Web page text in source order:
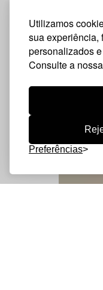
Utilizamos
sua experiência,
personalizados
Consulte a
Preferências